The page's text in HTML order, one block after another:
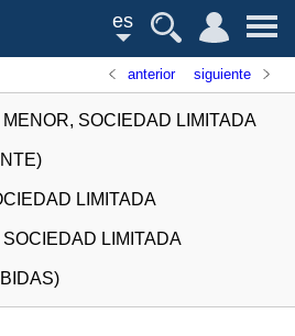
es
anterior siguiente
SOCIEDAD LIMITADA
LIMITADA
LIMITADA